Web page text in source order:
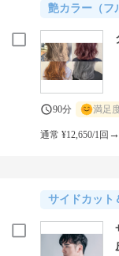
艶カラー（フ
90分 満足
通常 ¥12,650/1回
サイドカット